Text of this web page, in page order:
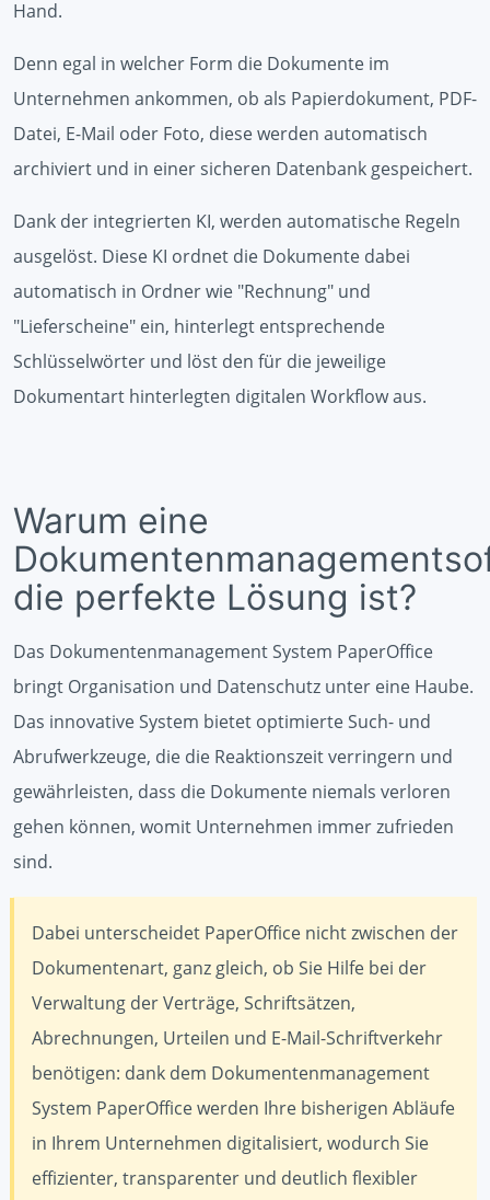
Hand.
Denn egal in welcher Form die Dokumente im
Unternehmen ankommen, ob als Papierdokument, PDF-
Datei, E-Mail oder Foto, diese werden automatisch
archiviert und in einer sicheren Datenbank gespeichert.
Dank der integrierten KI, werden automatische Regeln
ausgelöst. Diese KI ordnet die Dokumente dabei
automatisch in Ordner wie "Rechnung" und
"Lieferscheine" ein, hinterlegt entsprechende
Schlüsselwörter und löst den für die jeweilige
Dokumentart hinterlegten digitalen Workflow aus.
Warum eine
die perfekte Lösung ist?
Das Dokumentenmanagement System PaperOffice
bringt Organisation und Datenschutz unter eine Haube.
Das innovative System bietet optimierte Such- und
Abrufwerkzeuge, die die Reaktionszeit verringern und
gewährleisten, dass die Dokumente niemals verloren
gehen können, womit Unternehmen immer zufrieden
sind.
Dabei unterscheidet PaperOffice nicht zwischen der
Dokumentenart, ganz gleich, ob Sie Hilfe bei der
Verwaltung der Verträge, Schriftsätzen,
Abrechnungen, Urteilen und E-Mail-Schriftverkehr
benötigen: dank dem Dokumentenmanagement
System PaperOffice werden Ihre bisherigen Abläufe
in Ihrem Unternehmen digitalisiert, wodurch Sie
effizienter, transparenter und deutlich flexibler